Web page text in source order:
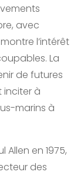
avec
l’intérêt
La
de futures
inciter à
marins à
en 1975,
des